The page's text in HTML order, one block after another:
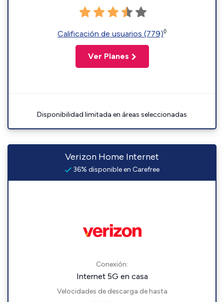
Calificación de usuarios (779)◊
Ver Planes
Disponibilidad limitada en áreas seleccionadas
Verizon Home Internet
36% disponible en Carefree
Conexión:
Internet 5G en casa
Velocidades de descarga de hasta